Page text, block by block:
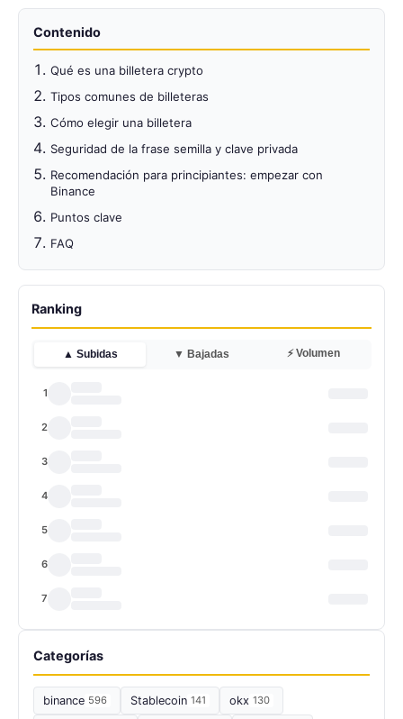
Contenido
Qué es una billetera crypto
Tipos comunes de billeteras
Cómo elegir una billetera
Seguridad de la frase semilla y clave privada
Recomendación para principiantes: empezar con
Binance
Puntos clave
FAQ
Ranking
▲ Subidas ▼ Bajadas ⚡ Volumen
1
2
3
4
5
6
7
Categorías
binance 596 Stablecoin 141 okx 130